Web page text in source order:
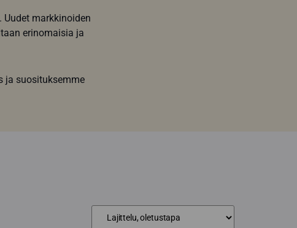
markkinoiden
erinomaisia ja
ja suosituksemme